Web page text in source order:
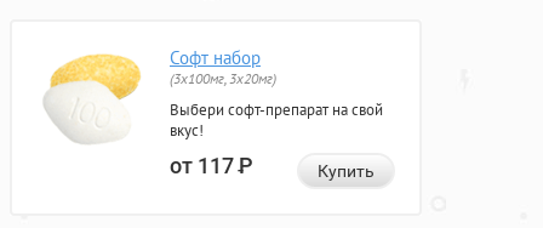
Софт набор
(3x100мг, 3x20мг)
Выбери софт-препарат на свой
вкус!
от 117Р Купить